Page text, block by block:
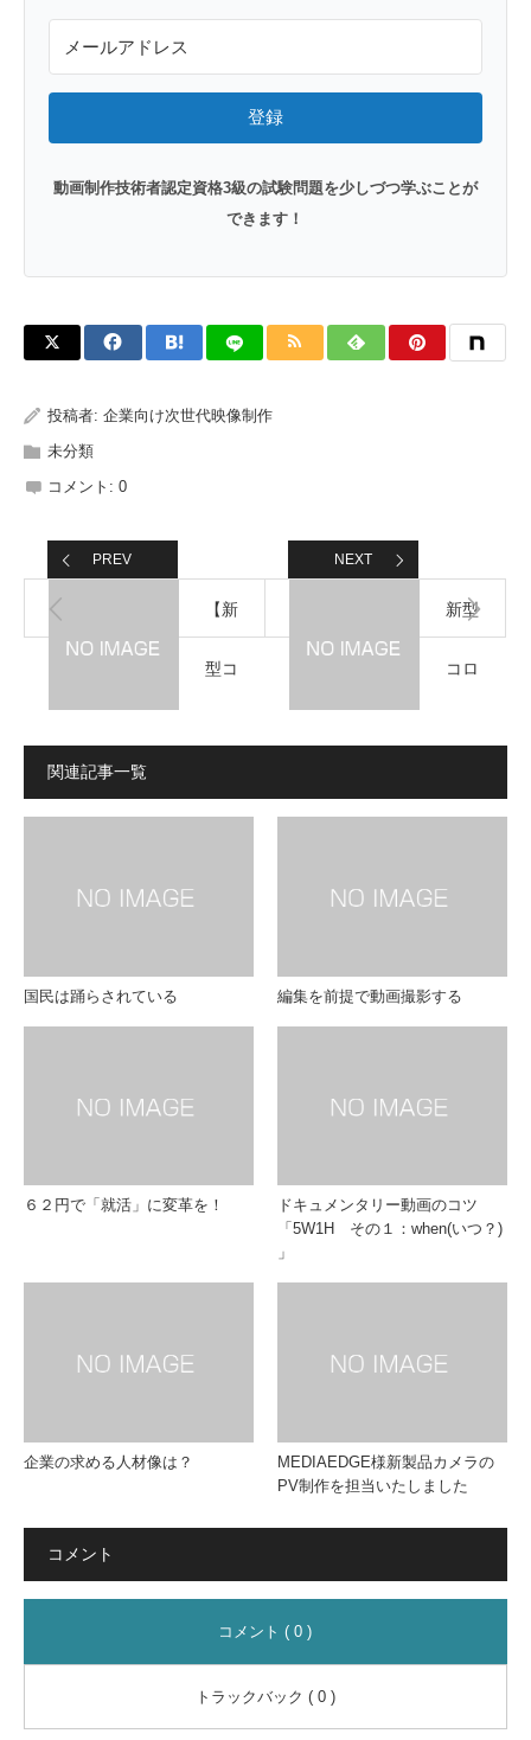
登録
動画制作技術者認定資格3級の試験問題を少しづつ学ぶことが
できます！
投稿者: 企業向け次世代映像制作
未分類
コメント: 0
PREV
【新
型コ
を動
ばリ
NEXT
新型
コロ
な！
制作
よる
スタ
ー
関連記事一覧
国民は踊らされている 編集を前提で動画撮影する
６２円で「就活」に変革を！
ドキュメンタリー動画のコツ
「5W1H その１：when(いつ？)
」
企業の求める人材像は？
MEDIAEDGE様新製品カメラの
PV制作を担当いたしました
コメント
コメント ( 0 )
トラックバック ( 0 )